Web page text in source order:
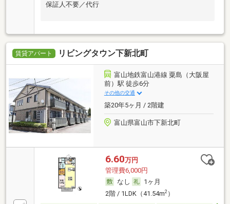
保証人不要／代行
賃貸アパート リビングタウン下新北町
富山地鉄富山港線 粟島（大阪屋
前）駅 徒歩6分
その他の交通
築20年5ヶ月 / 2階建
富山県富山市下新北町
6.60万円
管理費6,000円
なし
1ヶ月
2階 / 1LDK（41.54m2）